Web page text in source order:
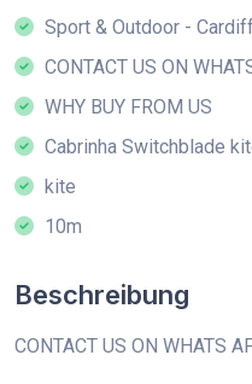
Sport & Outdoor - Cardiff
CONTACT US ON
WHY BUY FROM US
Cabrinha Switchblade
kite
10m
Beschreibung
CONTACT US ON WHATS